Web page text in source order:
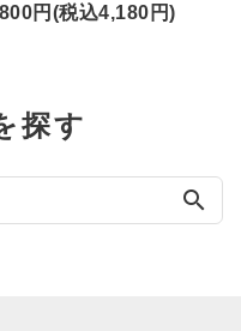
円(税込4,180円)
探す
search